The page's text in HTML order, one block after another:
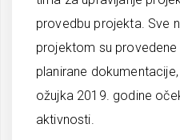
provedbu projekta. Sve
projektom su provedene
planirane
ožujka 2019. godine
aktivnosti.